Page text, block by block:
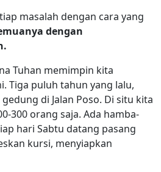
masalah dengan cara yang
dengan
Tuhan memimpin kita
Tiga puluh tahun yang lalu,
di Jalan Poso. Di situ kita
300 orang saja. Ada hamba-
hari Sabtu datang pasang
kursi, menyiapkan